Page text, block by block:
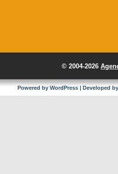
© 2004-2026
Powered by WordPress| Developed